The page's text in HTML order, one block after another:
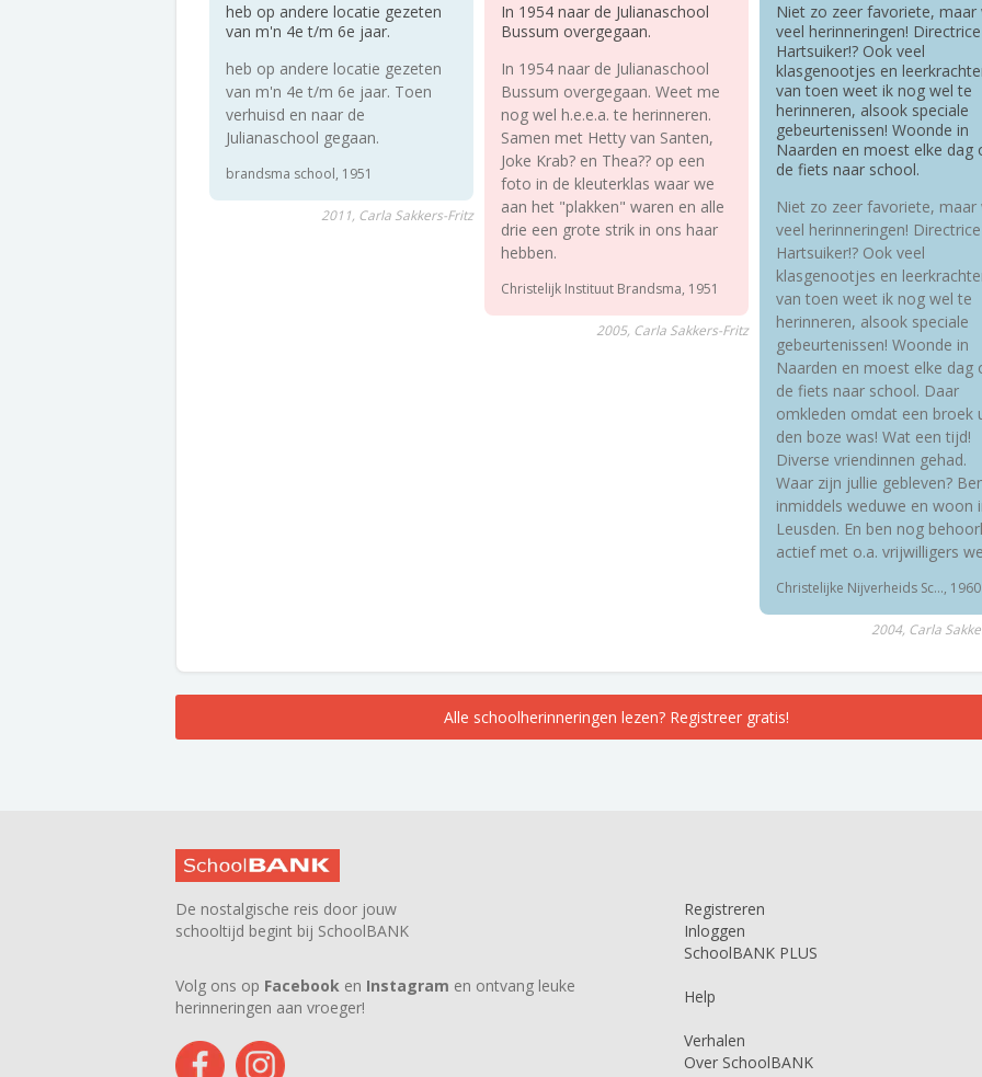
heb op andere locatie gezeten
van m'n 4e t/m 6e jaar.
heb op andere locatie gezeten
van m'n 4e t/m 6e jaar. Toen
verhuisd en naar de
Julianaschool gegaan.
brandsma school, 1951
2011, Carla Sakkers-Fritz
In 1954 naar de Julianaschool
Bussum overgegaan.
In 1954 naar de Julianaschool
Bussum overgegaan. Weet me
nog wel h.e.e.a. te herinneren.
Samen met Hetty van Santen,
Joke Krab? en Thea?? op een
foto in de kleuterklas waar we
aan het "plakken" waren en alle
drie een grote strik in ons haar
hebben.
Christelijk Instituut Brandsma, 1951
2005, Carla Sakkers-Fritz
Niet zo zeer favoriete, maar
veel herinneringen! Directrice
Hartsuiker!? Ook veel
klasgenootjes en
van toen weet ik nog wel te
herinneren, alsook speciale
gebeurtenissen! Woonde in
Naarden en moest elke dag
de fiets naar school.
Niet zo zeer favoriete, maar
veel herinneringen! Directrice
Hartsuiker!? Ook veel
klasgenootjes en
van toen weet ik nog wel te
herinneren, alsook speciale
gebeurtenissen! Woonde in
Naarden en moest elke dag
de fiets naar school. Daar
omkleden omdat een broek
den boze was! Wat een tijd!
Diverse vriendinnen gehad.
Waar zijn jullie gebleven?
inmiddels weduwe en woon
Leusden. En ben nog
actief met o.a. vrijwilligers
Christelijke Nijverheids Sc..., 1960
2004, Carla
Alle schoolherinneringen lezen? Registreer gratis!
De nostalgische reis door jouw
schooltijd begint bij SchoolBANK
Volg ons op Facebook en Instagram en ontvang leuke
herinneringen aan vroeger!
Registreren
Inloggen
SchoolBANK PLUS
Help
Verhalen
Over SchoolBANK